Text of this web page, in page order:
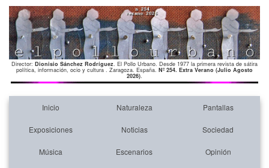
Director: Dionisio Sánchez Rodríguez. El Pollo Urbano. Desde 1977 la primera revista de sátira
política, información, ocio y cultura . Zaragoza. España. Nº 254. Extra Verano (Julio Agosto
2026).
Inicio Naturaleza Pantallas
Exposiciones Noticias Sociedad
Música Escenarios Opinión